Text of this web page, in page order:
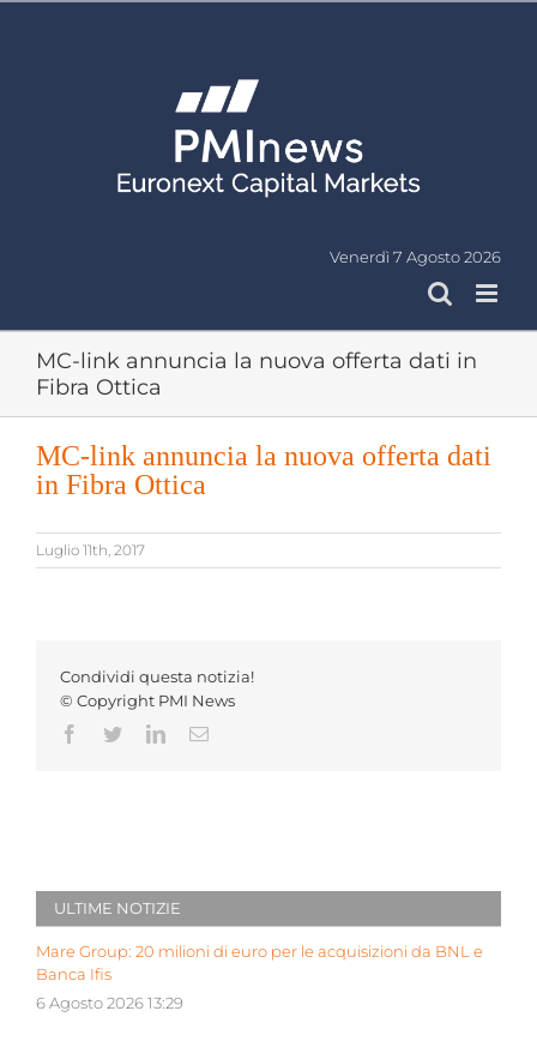
Venerdì 7 Agosto 2026
MC-link annuncia la nuova offerta dati in
Fibra Ottica
MC-link annuncia la nuova offerta dati
in Fibra Ottica
Luglio 11th, 2017
Condividi questa notizia!
© Copyright PMI News
Facebook
TwitterLinkedInEmail
ULTIME NOTIZIE
Mare Group: 20 milioni di euro per le acquisizioni da BNL e
Banca Ifis
6 Agosto 2026 13:29